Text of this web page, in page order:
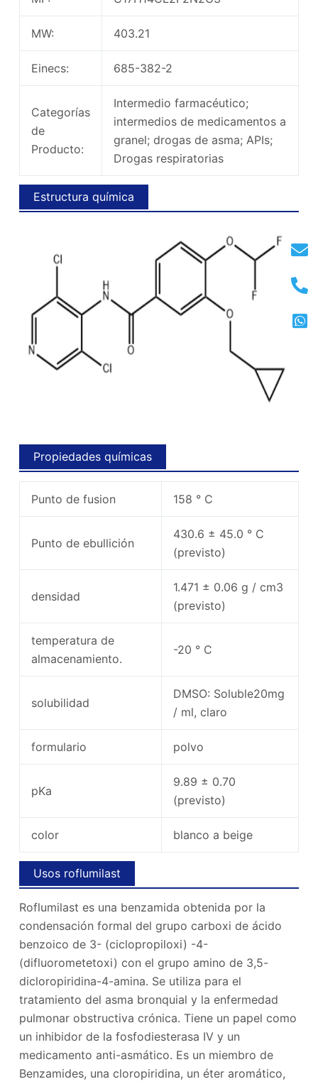
MW: 403.21
Einecs: 685-382-2
Categorías
de
Producto:
Intermedio farmacéutico;
intermedios de medicamentos a
granel; drogas de asma; APIs;
Drogas respiratorias
Estructura química
Propiedades químicas
Punto de fusion 158 ° C
Punto de ebullición
430.6 ± 45.0 ° C
(previsto)
densidad
1.471 ± 0.06 g / cm3
(previsto)
temperatura de
almacenamiento.
-20 ° C
solubilidad
DMSO: Soluble20mg
/ ml, claro
formulario polvo
pKa
9.89 ± 0.70
(previsto)
color blanco a beige
Usos roflumilast
Roflumilast es una benzamida obtenida por la
condensación formal del grupo carboxi de ácido
benzoico de 3- (ciclopropiloxi) -4-
(difluorometetoxi) con el grupo amino de 3,5-
dicloropiridina-4-amina. Se utiliza para el
tratamiento del asma bronquial y la enfermedad
pulmonar obstructiva crónica. Tiene un papel como
un inhibidor de la fosfodiesterasa IV y un
medicamento anti-asmático. Es un miembro de
Benzamides, una cloropiridina, un éter aromático,